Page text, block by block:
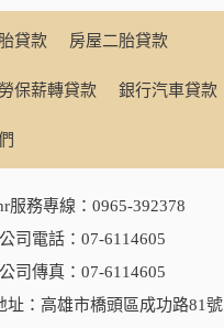
貸款 房屋二胎貸款
勞保薪轉貸款 銀行汽車貸款
服務專線： 0965-392378
公司電話： 07-6114605
公司傳真：07-6114605
址：高雄市橋頭區成功路81號